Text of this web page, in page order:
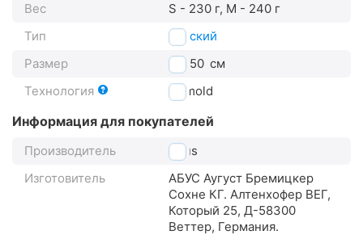
Вес
S - 230 г, M - 240 г
Тип
детский
Размер
45-50 см
Технология
In-mold
Информация для покупателей
Производитель
Abus
Изготовитель
АБУС Аугуст Бремицкер
Сохне КГ. Алтенхофер ВЕГ,
Который 25, Д-58300
Веттер, Германия.